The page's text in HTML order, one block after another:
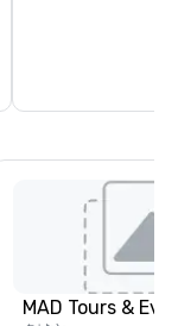
MAD Tours &